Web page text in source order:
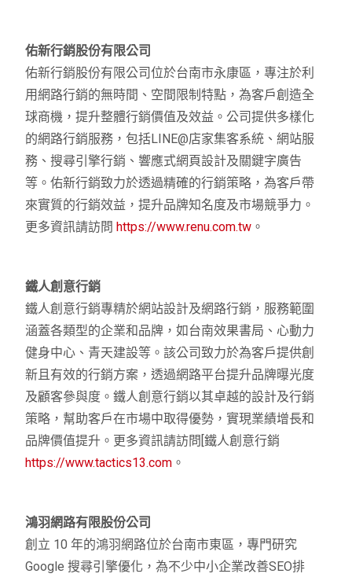
佑新行銷股份有限公司
佑新行銷股份有限公司位於台南市永康區，專注於利
用網路行銷的無時間、空間限制特點，為客戶創造全
球商機，提升整體行銷價值及效益。公司提供多樣化
的網路行銷服務，包括LINE@店家集客系統、網站服
務、搜尋引擎行銷、響應式網頁設計及關鍵字廣告
等。佑新行銷致力於透過精確的行銷策略，為客戶帶
來實質的行銷效益，提升品牌知名度及市場競爭力。
更多資訊請訪問 https://www.renu.com.tw 。
鐵人創意行銷
鐵人創意行銷專精於網站設計及網路行銷，服務範圍
涵蓋各類型的企業和品牌，如台南效果書局、心動力
健身中心、青天建設等。該公司致力於為客戶提供創
新且有效的行銷方案，透過網路平台提升品牌曝光度
及顧客參與度。鐵人創意行銷以其卓越的設計及行銷
策略，幫助客戶在市場中取得優勢，實現業績增長和
品牌價值提升。更多資訊請訪問[鐵人創意行銷
https://www.tactics13.com 。
鴻羽網路有限股份公司
創立 10 年的鴻羽網路位於台南市東區，專門研究
Google 搜尋引擎優化，為不少中小企業改善SEO排